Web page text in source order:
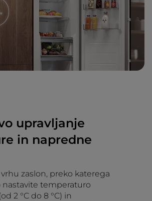
upravljanje
in napredne
zaslon, preko katerega
nastavite temperaturo
2 °C do 8 °C) in